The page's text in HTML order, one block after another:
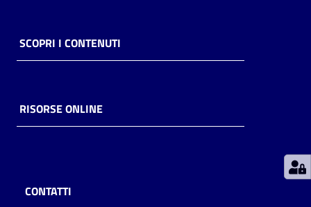
Casa
Piani
storico
per
SCOPRI I CONTENUTI
RISORSE ONLINE
CONTATTI